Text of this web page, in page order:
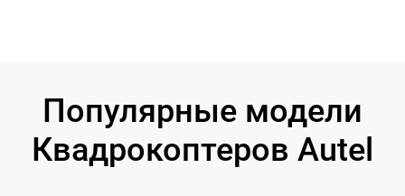
Популярные модели
Квадрокоптеров Autel